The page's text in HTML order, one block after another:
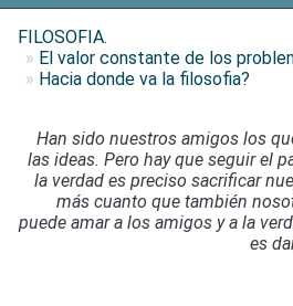
FILOSOFIA.
» El valor constante de los
» Hacia donde va la filosofia?
Han sido nuestros amigos los
las ideas. Pero hay que seguir el
la verdad es preciso sacrificar
más cuanto que también
puede amar a los amigos y a la
es